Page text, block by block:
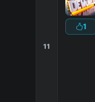
11
1